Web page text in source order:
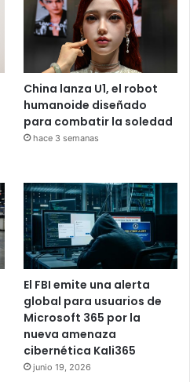
China lanza U1, el robot
humanoide diseñado
para combatir la soledad
hace 3 semanas
El FBI emite una alerta
global para usuarios de
Microsoft 365 por la
nueva amenaza
cibernética Kali365
junio 19, 2026